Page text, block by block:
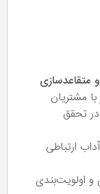
متقاعدسازی
مشتریان
در تحقق
ارتباطی
و اولویت‌بندی